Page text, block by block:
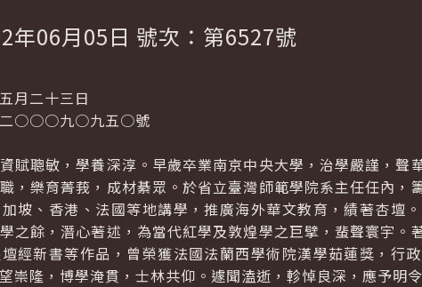
年06月05日 號次：第6527號
月二十三日
二○○○九○九五○號
賦聰敏，學養深淳。早歲卒業南京中央大學，治學嚴謹，聲
，樂育菁莪，成材綦眾。於省立臺灣師範學院系主任任內，
坡、香港、法國等地講學，推廣海外華文教育，績著杏壇
之餘，潛心著述，為當代紅學及敦煌學之巨擘，蜚聲寰宇。
經新書等作品，曾榮獲法國法蘭西學術院漢學茹蓮獎，行
崇隆，博學淹貫，士林共仰。遽聞溘逝，軫悼良深，應予明